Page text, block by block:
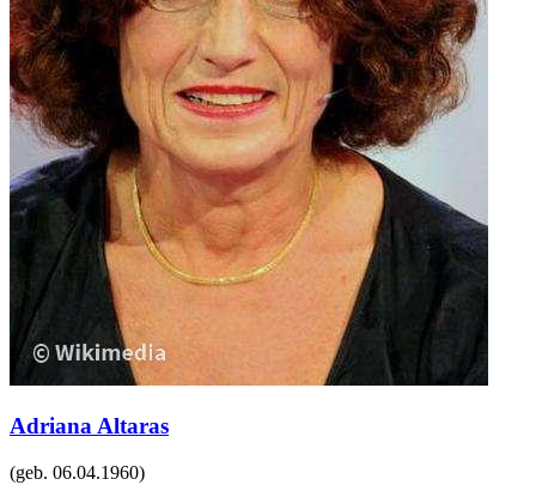
Adriana Altaras
(geb. 06.04.1960)